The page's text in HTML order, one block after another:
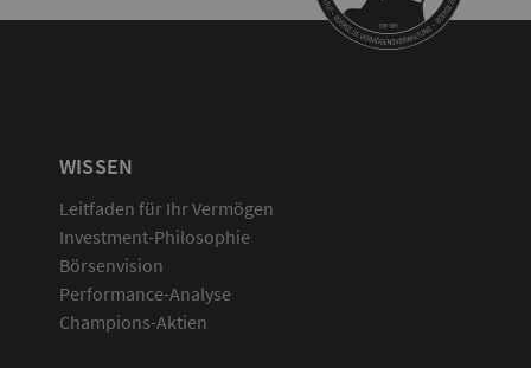
WISSEN
Leitfaden für Ihr Vermögen
Investment-Philosophie
Börsenvision
Performance-Analyse
Champions-Aktien